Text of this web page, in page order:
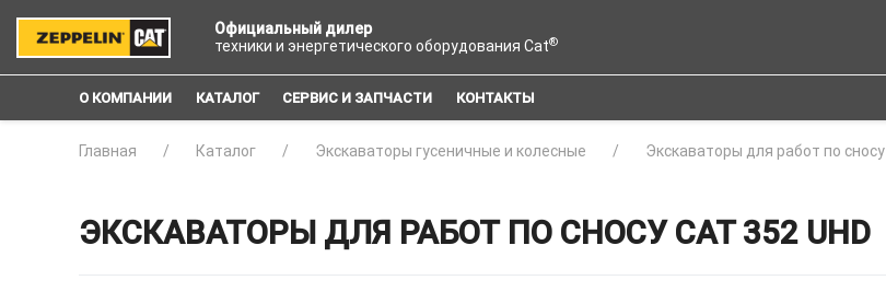
Официальный дилер
техники и энергетического оборудования Cat®
О КОМПАНИИ КАТАЛОГ СЕРВИС И ЗАПЧАСТИ КОНТАКТЫ
Главная Каталог Экскаваторы гусеничные и колесные Экскаваторы для работ по сносу
ЭКСКАВАТОРЫ ДЛЯ РАБОТ ПО СНОСУ CAT 352 UHD